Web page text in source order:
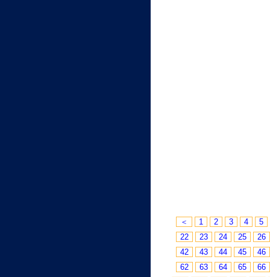
＜ 1 2 3 4
5
22
23 24 25
26
42
43 44 45
46
62
63 64 65
66